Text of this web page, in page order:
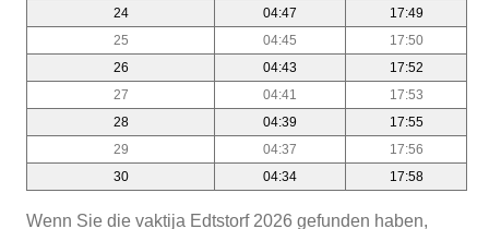
24
04:47
17:49
25
04:45
17:50
26
04:43
17:52
27
04:41
17:53
28
04:39
17:55
29
04:37
17:56
30
04:34 17:58
Wenn Sie die vaktija Edtstorf 2026 gefunden haben,